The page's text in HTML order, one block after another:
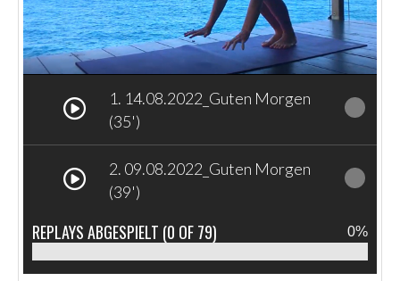
1. 14.08.2022_Guten Morgen
(35')
2. 09.08.2022_Guten Morgen
(39')
3. 07.08.2022_Guten Morgen
(29')
REPLAYS ABGESPIELT (0 OF 79) 0%